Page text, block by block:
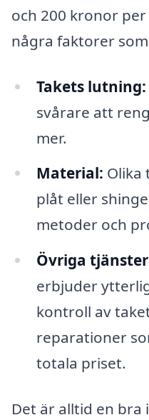
och 200 kronor
några faktorer
Takets lutning:
svårare att
mer.
Material: Olika
plåt eller
metoder och
Övriga
erbjuder
kontroll av
reparationer
totala priset.
Det är alltid en